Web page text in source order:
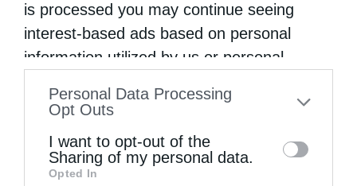
is processed you may continue seeing
interest-based ads based on personal
information utilized by us or personal
to your opt-out. You may separately opt-out
information by third parties on the IAB’s list
of downstream participants. This
Personal Data Processing
Opt Outs
I want to opt-out of the
Sharing of my personal data.
Opted In
Εκκλησία
Στο φαράγγι της ταπεινώσεως!